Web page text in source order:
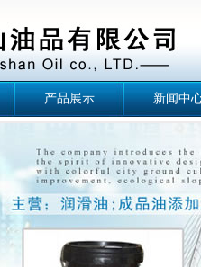
产品展示 新闻中